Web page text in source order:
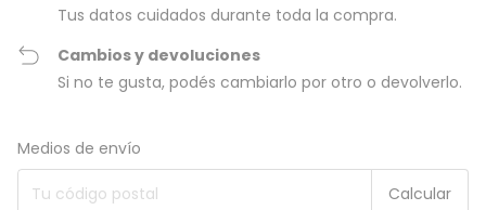
Tus datos cuidados durante toda la compra.
Cambios y devoluciones
Si no te gusta, podés cambiarlo por otro o devolverlo.
Entregas para el CP:
Medios de envío
Calcular